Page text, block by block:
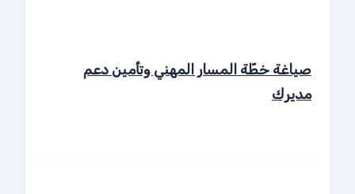
صياغة خطّة المسار المهني وتأمين دعم
مديرك